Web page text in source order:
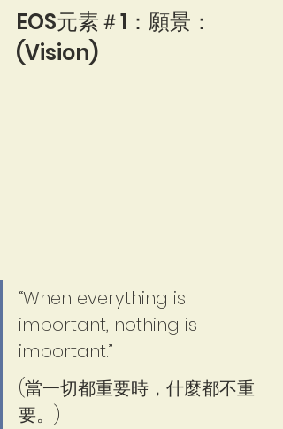
EOS元素＃1：願景：
(Vision)
“When everything is
important, nothing is
important.”
(當一切都重要時，什麼都不重
要。)